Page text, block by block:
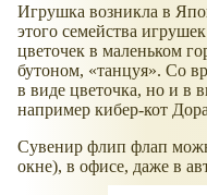
Игрушка возникла в
этого семейства
цветочек в маленьком
бутоном,
танцуя . Со
в виде цветочка, но и в
например кибер-кот
Cувенир флип флап
окне), в офисе, даже в